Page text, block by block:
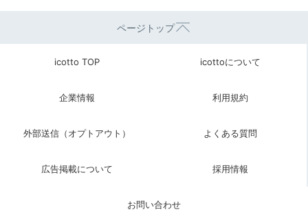
しい♪ゆっくり味わい、1日のエネルギーをチャージし
とてもボリューミー！普段朝食は食べない派ですが、あ
の字が切り出されており、凝っているなと感じました。
ページトップ
icotto TOP icottoについて
企業情報 利用規約
外部送信（オプトアウト） よくある質問
広告掲載について 採用情報
お問い合わせ